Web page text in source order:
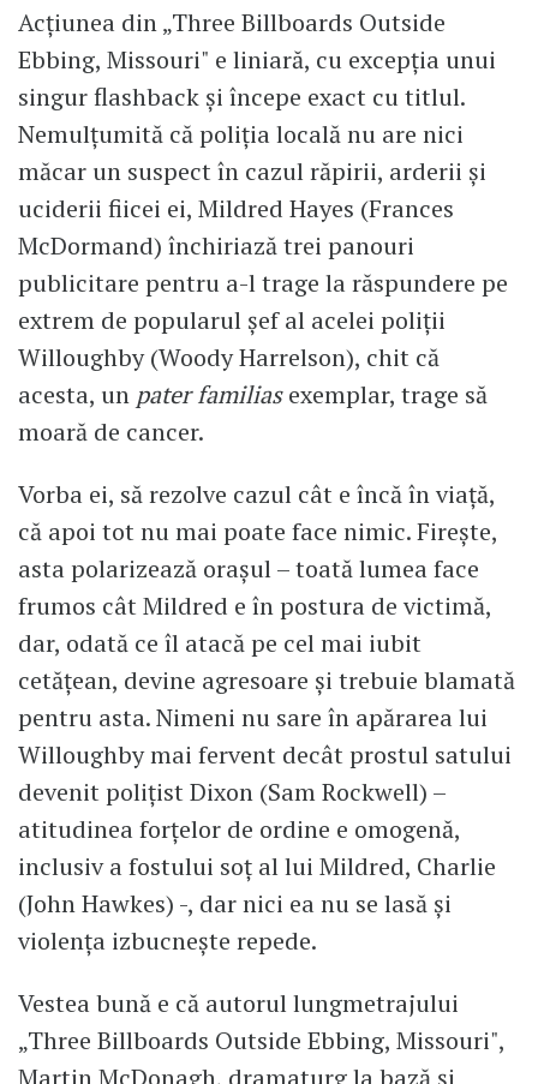
Acțiunea din „Three Billboards Outside
Ebbing, Missouri" e liniară, cu excepția unui
singur flashback și începe exact cu titlul.
Nemulțumită că poliția locală nu are nici
măcar un suspect în cazul răpirii, arderii și
uciderii fiicei ei, Mildred Hayes (Frances
McDormand) închiriază trei panouri
publicitare pentru a-l trage la răspundere pe
extrem de popularul șef al acelei poliții
Willoughby (Woody Harrelson), chit că
acesta, un pater familiasexemplar, trage să
moară de cancer.
Vorba ei, să rezolve cazul cât e încă în viață,
că apoi tot nu mai poate face nimic. Firește,
asta polarizează orașul – toată lumea face
frumos cât Mildred e în postura de victimă,
dar, odată ce îl atacă pe cel mai iubit
cetățean, devine agresoare și trebuie blamată
pentru asta. Nimeni nu sare în apărarea lui
Willoughby mai fervent decât prostul satului
devenit polițist Dixon (Sam Rockwell) –
atitudinea forțelor de ordine e omogenă,
inclusiv a fostului soț al lui Mildred, Charlie
(John Hawkes) -, dar nici ea nu se lasă și
violența izbucnește repede.
Vestea bună e că autorul lungmetrajului
„Three Billboards Outside Ebbing, Missouri",
Martin McDonagh, dramaturg la bază și